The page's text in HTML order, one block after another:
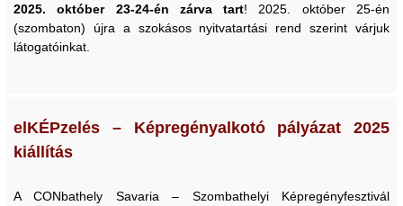
2025. október 23-24-én zárva tart! 2025. október 25-én
(szombaton) újra a szokásos nyitvatartási rend szerint várjuk
látogatóinkat.
elKÉPzelés – Képregényalkotó pályázat 2025
kiállítás
A CONbathely Savaria – Szombathelyi Képregényfesztivál